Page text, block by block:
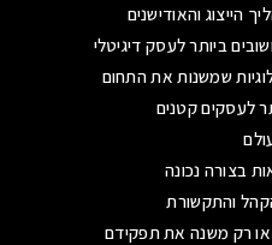
הייצוג והאודישנים
ביותר לעסק דיגיטלי
שמשנות את התחום
לעסקים קטנים
בצורה נכונה
והתקשורת
או רק משנה את תפקידם